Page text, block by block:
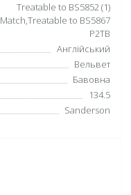
Treatable to BS5852 (1)
Match,Treatable to BS5867
P2TB
Англійський
Вельвет
Бавовна
134.5
Sanderson